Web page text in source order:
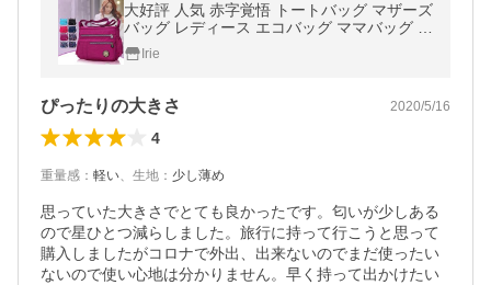
大好評 人気 赤字覚悟 トートバッグ マザーズ
バッグ レディース エコバッグ ママバッグ シ
ョルダーバッグ 斜め掛け 大容量 2way おし
ゃれ 多収納 ポイント利用
Irie
ぴったりの大きさ 2020/5/16
4
重量感 ： 軽い、 生地 ： 少し薄め
思っていた大きさでとても良かったです。匂いが少しある
ので星ひとつ減らしました。旅行に持って行こうと思って
購入しましたがコロナで外出、出来ないのでまだ使ったい
ないので使い心地は分かりません。早く持って出かけたい